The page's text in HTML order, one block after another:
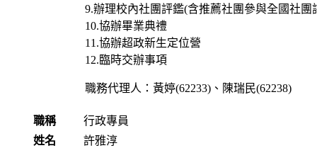
9.辦理校內社團評鑑(含推薦社團參與全國社團
10.協辦畢業典禮
11.協辦超政新生定位營
12.臨時交辦事項
職務代理人：黃婷(62233)、陳瑞民(62238)
職稱
行政專員
姓名
許雅淳